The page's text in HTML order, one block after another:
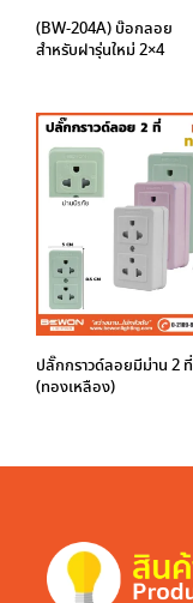
(BW-204A) บ๊อกลอย
สำหรับฝารุ่นใหม่ 2×4
ปลั๊กกราวด์ลอยมีม่าน 2 ที่
(ทองเหลือง)